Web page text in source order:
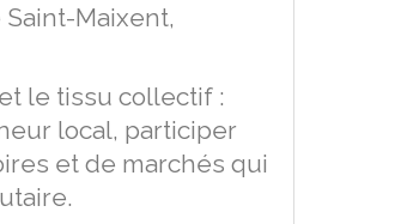
Maixent,
le tissu collectif :
local, participer
et de marchés qui